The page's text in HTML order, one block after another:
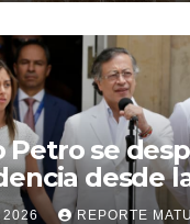
Petro se
desde
2026 REPORTE